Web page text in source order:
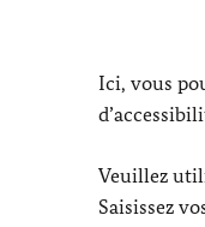
Ici, vous
Veuillez
Saisissez